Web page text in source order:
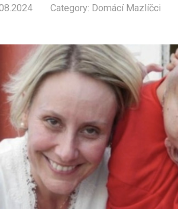
Category: Domácí Mazlíčci